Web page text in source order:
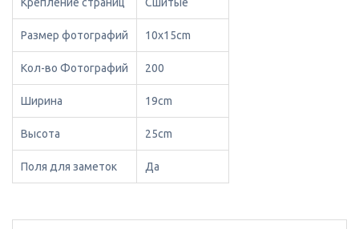
Размер фотографий 10x15cm
Кол-во Фотографий 200
Ширина 19cm
Высота 25cm
Поля для заметок Да